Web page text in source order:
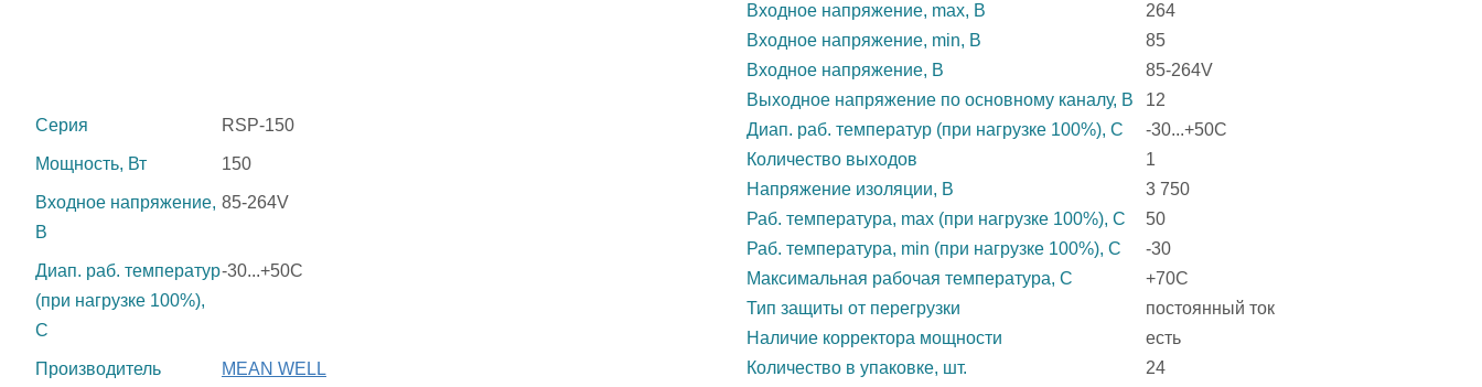
Серия RSP-150
Мощность, Вт 150
Входное напряжение,
В
85-264V
Диап. раб. температур
(при нагрузке 100%),
C
-30...+50C
Производитель MEAN WELL
Входное напряжение, max, В
264
Входное напряжение, min, В
85
Входное напряжение, В
85-264V
Выходное напряжение по основному каналу, В
12
Диап. раб. температур (при нагрузке 100%), C
-30...+50C
Количество выходов
1
Напряжение изоляции, В
3 750
Раб. температура, max (при нагрузке 100%), C
50
Раб. температура, min (при нагрузке 100%), C
-30
Максимальная рабочая температура, C
+70C
Тип защиты от перегрузки
постоянный ток
Наличие корректора мощности
есть
Количество в упаковке, шт.
24